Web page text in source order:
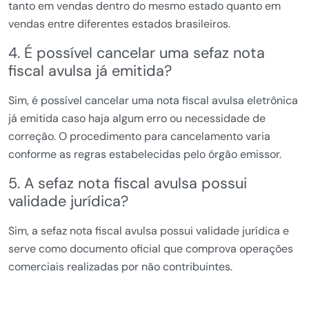
tanto em vendas dentro do mesmo estado quanto em
vendas entre diferentes estados brasileiros.
4. É possível cancelar uma sefaz nota
fiscal avulsa já emitida?
Sim, é possível cancelar uma nota fiscal avulsa eletrônica
já emitida caso haja algum erro ou necessidade de
correção. O procedimento para cancelamento varia
conforme as regras estabelecidas pelo órgão emissor.
5. A sefaz nota fiscal avulsa possui
validade jurídica?
Sim, a sefaz nota fiscal avulsa possui validade jurídica e
serve como documento oficial que comprova operações
comerciais realizadas por não contribuintes.